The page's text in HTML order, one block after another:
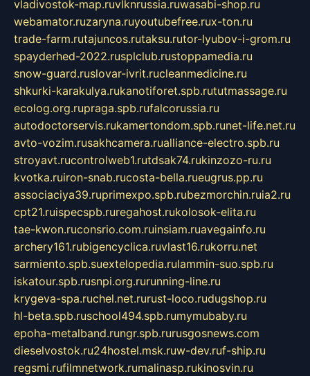
vladivostok-map.ruvlknrussia.ruwasabi-shop.ru
webamator.ruzaryna.ruyoutubefree.rux-ton.ru
trade-farm.rutajuncos.rutaksu.rutor-lyubov-i-grom.ru
spayderhed-2022.rusplclub.rustoppamedia.ru
snow-guard.ruslovar-ivrit.rucleanmedicine.ru
shkurki-karakulya.rukanotiforet.spb.rututmassage.ru
ecolog.org.rupraga.spb.rufalcorussia.ru
autodoctorservis.rukamertondom.spb.runet-life.net.ru
avto-vozim.rusakhcamera.rualliance-electro.spb.ru
stroyavt.rucontrolweb1.rutdsak74.rukinzozo-ru.ru
kvotka.ruiron-snab.rucosta-bella.rueugrus.pp.ru
associaciya39.ruprimexpo.spb.rubezmorchin.ruia2.ru
cpt21.ruispecspb.ruregahost.rukolosok-elita.ru
tae-kwon.ruconsrio.com.ruinsiam.ruavegainfo.ru
archery161.rubigencyclica.ruvlast16.rukorru.net
sarmiento.spb.suextelopedia.rulammin-suo.spb.ru
iskatour.spb.rusnpi.org.rurunning-line.ru
krygeva-spa.ruchel.net.rurust-loco.rudugshop.ru
hl-beta.spb.ruschool494.spb.rumymubaby.ru
epoha-metalband.rungr.spb.rurusgosnews.com
dieselvostok.ru24hostel.msk.ruw-dev.ruf-ship.ru
regsmi.rufilmnetwork.rumalinasp.rukinosvin.ru